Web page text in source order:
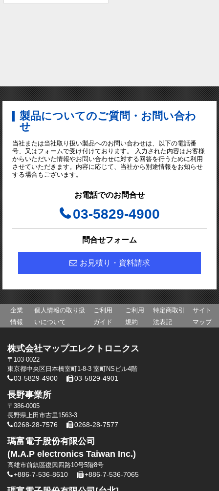
製品についてのご質問・お問い合わ
せ
当社または当社取り扱い製品へのお問い合わせは、以下の電話番
号、又はフォームで受け付けております。 入力された内容はお客様
からいただいた情報やお問い合わせに対する回答を行うために利用
させていただきます。内容に応じて、当社から別途情報をお知らせ
する場合もございます。
お電話でのお問合せ
03-5829-4900
問合せフォーム
お見積り・資料請求
企業
情報
個人情報の取り扱
いについて
ご利用
ガイド
ご利用
規約
特定商取引
法表記
サイト
マップ
株式会社マップエレクトロニクス
〒103-0022
東京都中央区日本橋室町1-8-3 室町NSビル4階
03-5829-4900 03-5829-4901
長野事業所
〒386-0005
長野県上田市古里1563-3
0268-28-7576 0268-28-7577
瑪富電子股份有限公司
(M.A.P electronics Taiwan Inc.)
高雄市前鎮區復興四路10号5階8号
+886-7-536-8610 +886-7-536-7065